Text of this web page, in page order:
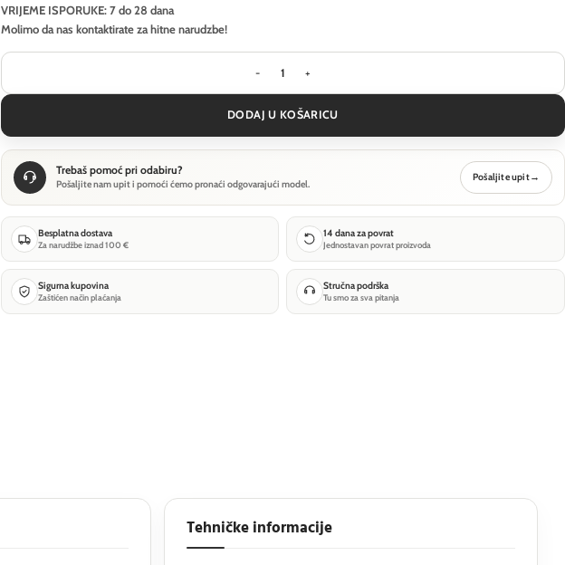
VRIJEME ISPORUKE: 7 do 28 dana
Molimo da nas kontaktirate za hitne narudzbe!
Viseća svjetiljka Maytoni Basic Texture - Crna -
DODAJ U KOŠARICU
Trebaš pomoć pri odabiru?
Pošaljite nam upit i pomoći ćemo pronaći odgovarajući model.
Pošaljite upit→
Besplatna dostava
Za narudžbe iznad 100 €
14 dana za povrat
Jednostavan povrat proizvoda
Sigurna kupovina
Zaštićen način plaćanja
Stručna podrška
Tu smo za sva pitanja
Tehničke informacije